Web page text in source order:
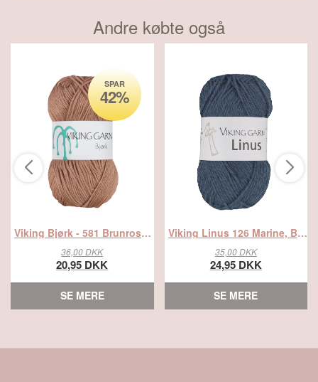
Andre købte også
SPAR
42%
Viking Bjørk - 581 Brunrosa, Blandingsgarn, fra Viking
36,00 DKK
20,95 DKK
SE MERE
Viking Linus 126 Marine, Bomuld/Hør, fra Viking
35,00 DKK
24,95 DKK
SE MERE